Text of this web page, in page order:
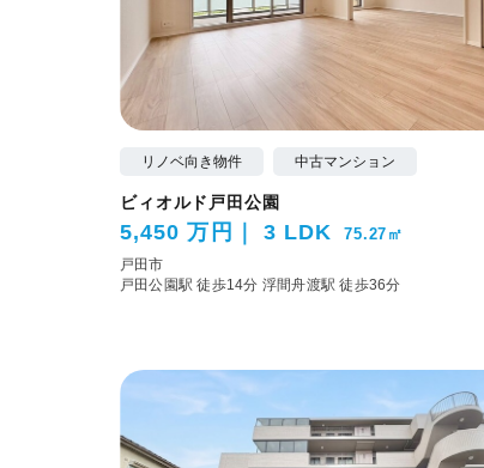
リノベ向き物件 中古マンション
ビィオルド戸田公園
5,450 万円 3 LDK 75.27㎡
戸田市
戸田公園駅 徒歩14分 浮間舟渡駅 徒歩36分